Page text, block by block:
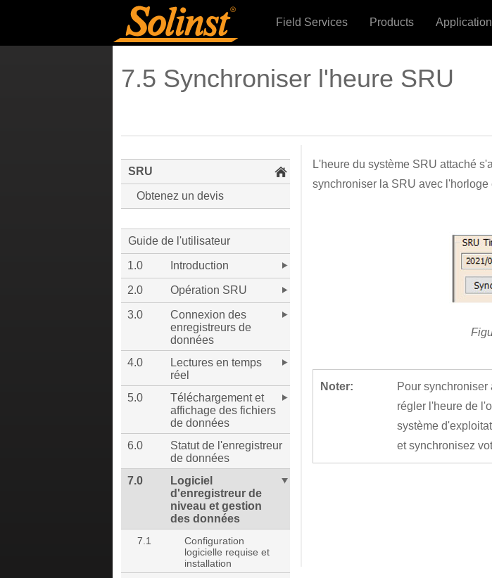
Field Services Products
7.5 Synchroniser l'heure SRU
L'heure du système SRU attaché
synchroniser la SRU avec
Noter:
Pour synchroniser
régler l'heure de
système
et synchronisez
SRU
Obtenez un devis
Guide de l'utilisateur
1.0 Introduction
2.0 Opération SRU
3.0
Connexion des
enregistreurs de
données
4.0
Lectures en temps
réel
5.0
Téléchargement et
affichage des fichiers
de données
6.0
Statut de l'enregistreur
de données
7.0
Logiciel
d'enregistreur de
niveau et gestion
des données
7.1
Configuration
logicielle requise et
installation